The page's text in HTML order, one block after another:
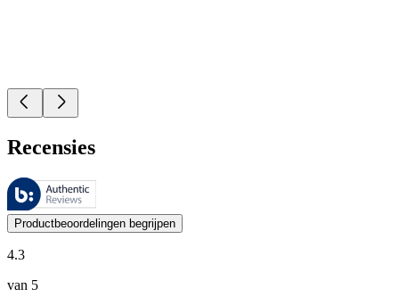
Recensies
Deze beoordelingen worden beheerd door Bazaarvoice en voldoen
De mening van onze klanten is nuttig voor iedereen, of het nu een
Productbeoordelingen begrijpen
4.3
van 5